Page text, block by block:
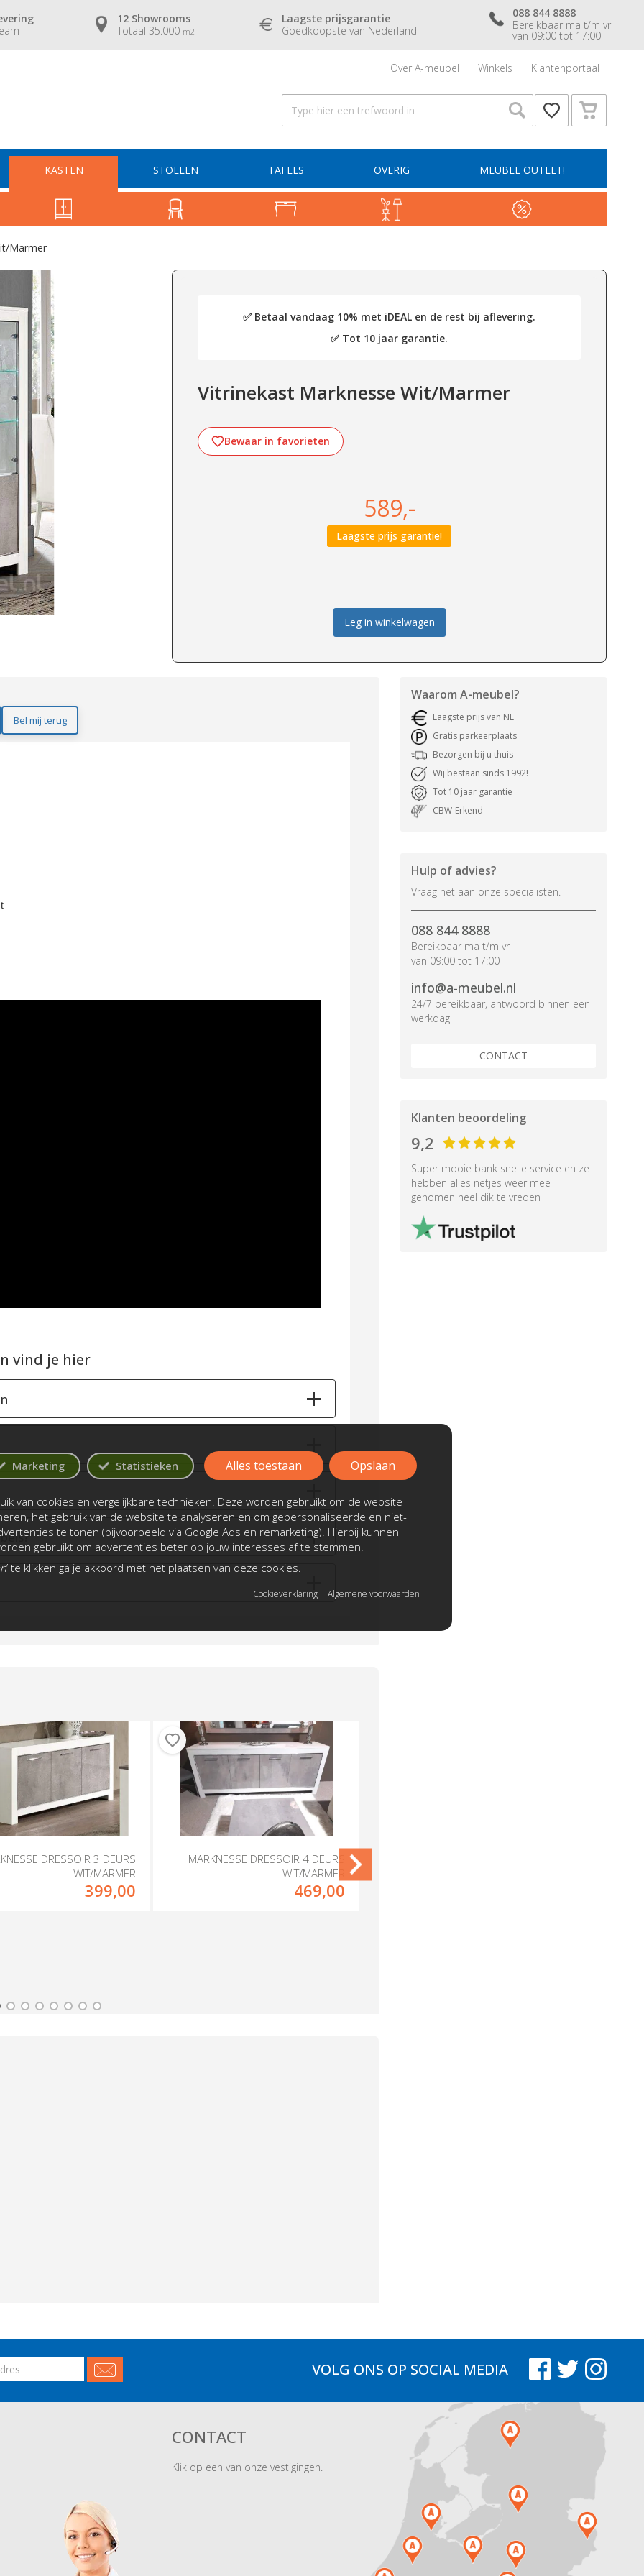
12 Showrooms
Totaal 35.000 m2
Laagste prijsgarantie
Goedkoopste van Nederland
088 844 8888
Bereikbaar ma t/m vr
van 09:00 tot 17:00
Over A-meubel Winkels Klantenportaal
KASTEN STOELEN TAFELS OVERIG MEUBEL OUTLET!
Marmer
✅ Betaal vandaag 10% met iDEAL en de rest bij aflevering.
✅ Tot 10 jaar garantie.
Vitrinekast Marknesse Wit/Marmer
Bewaar in favorieten
589,-
Laagste prijs garantie!
Leg in winkelwagen
Bel mij terug
vind je hier
DRESSOIR 3 DEURS
WIT/MARMER
399,00
MARKNESSE DRESSOIR 4 DEURS
WIT/MARMER
469,00
Waarom A-meubel?
Laagste prijs van NL
Gratis parkeerplaats
Bezorgen bij u thuis
Wij bestaan sinds 1992!
Tot 10 jaar garantie
CBW-Erkend
Hulp of advies?
Vraag het aan onze specialisten.
088 844 8888
Bereikbaar ma t/m vr
van 09:00 tot 17:00
info@a-meubel.nl
24/7 bereikbaar, antwoord binnen een
werkdag
CONTACT
Klanten beoordeling
9,2
Super mooie bank snelle service en ze
hebben alles netjes weer mee
genomen heel dik te vreden
VOLG ONS OP SOCIAL MEDIA
CONTACT
Klik op een van onze vestigingen.
Marketing Statistieken
van cookies en vergelijkbare technieken. Deze worden gebruikt om de website
het gebruik van de website te analyseren en om gepersonaliseerde en niet-
te tonen (bijvoorbeeld via Google Ads en remarketing). Hierbij kunnen
gebruikt om advertenties beter op jouw interesses af te stemmen.
’ te klikken ga je akkoord met het plaatsen van deze cookies.
Alles toestaan Opslaan
Cookieverklaring Algemene voorwaarden